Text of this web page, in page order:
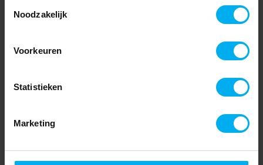
Noodzakelijk
Voorkeuren
Statistieken
Marketing